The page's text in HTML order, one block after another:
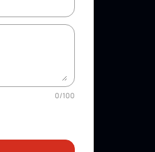
0/100